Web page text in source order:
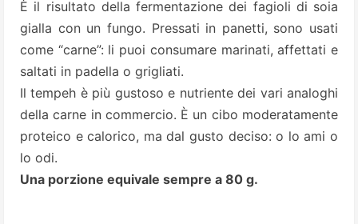
È il risultato della fermentazione dei fagioli di soia
gialla con un fungo. Pressati in panetti, sono usati
come “carne”: li puoi consumare marinati, affettati e
saltati in padella o grigliati.
Il tempeh è più gustoso e nutriente dei vari analoghi
della carne in commercio. È un cibo moderatamente
proteico e calorico, ma dal gusto deciso: o lo ami o
lo odi.
Una porzione equivale sempre a 80 g.